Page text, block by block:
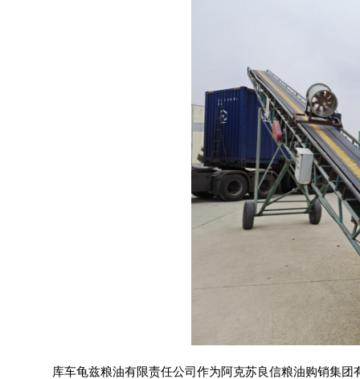
库车龟兹粮油有限责任公司作为阿克苏良信粮油购销集